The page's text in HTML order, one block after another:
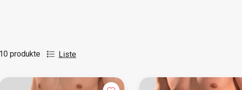
10 produkte Liste